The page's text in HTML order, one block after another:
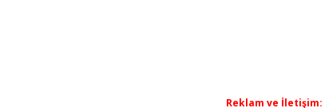
Reklam ve İletişim: